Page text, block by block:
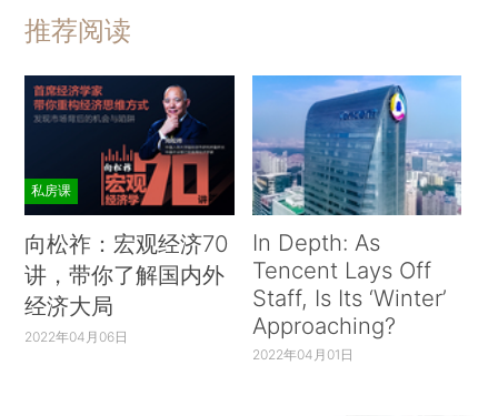
推荐阅读
私房课
向松祚：宏观经济70
讲，带你了解国内外
经济大局
2022年04月06日
In Depth: As
Tencent Lays Off
Staff, Is Its ‘Winter’
Approaching?
2022年04月01日